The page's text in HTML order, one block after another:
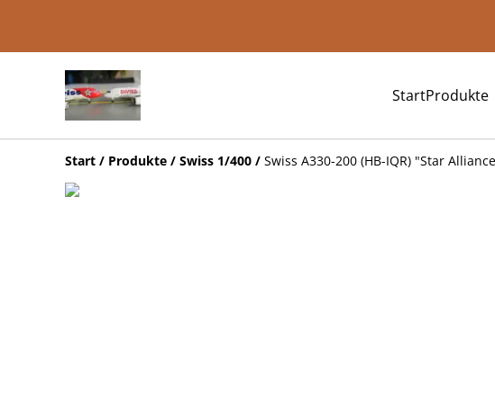
StartProdukte
Start / Produkte / Swiss 1/400 / Swiss A330-200 (HB-IQR) "Star